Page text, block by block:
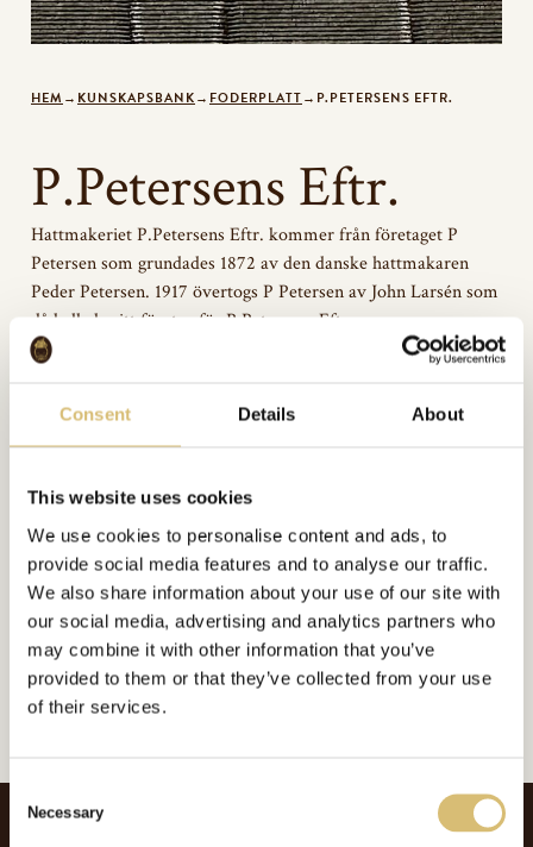
Consent Details About
This website uses cookies
We use cookies to personalise content and ads, to
provide social media features and to analyse our traffic.
We also share information about your use of our site with
our social media, advertising and analytics partners who
may combine it with other information that you’ve
provided to them or that they’ve collected from your use
of their services.
C
Necessary
HEM → KUNSKAPSBANK→ FODERPLATT→ P.PETERSENS EFTR.
P.Petersens Eftr.
Hattmakeriet P.Petersens Eftr. kommer från företaget P
Petersen som grundades 1872 av den danske hattmakaren
Peder Petersen. 1917 övertogs P Petersen av John Larsén som
då kallade sitt företag för P.Petersens Eftr.
Inkluderat i:
Foderplatt
Url: https://sverigeshattmakareforening.se/kunskapsbank/p-petersens-eftr/
GÅ TILLBAKA